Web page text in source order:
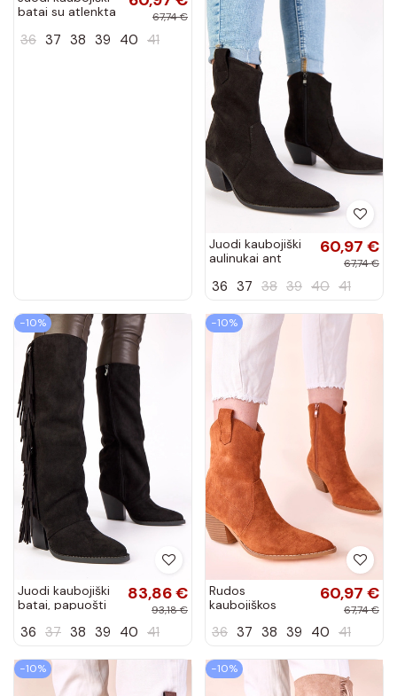
batai su atlenkta
dekoratyvine
67,74 €
36 37 38 39 40 41
Juodi kaubojiški
aulinukai ant
60,97 €
67,74 €
36 37 38 39 40 41
−10%
Juodi kaubojiški
batai, papuošti
83,86 €
93,18 €
36 37 38 39 40 41
−10%
Rudos
kaubojiškos
stulpelio Alka
60,97 €
67,74 €
36 37 38 39 40 41
−10% −10%